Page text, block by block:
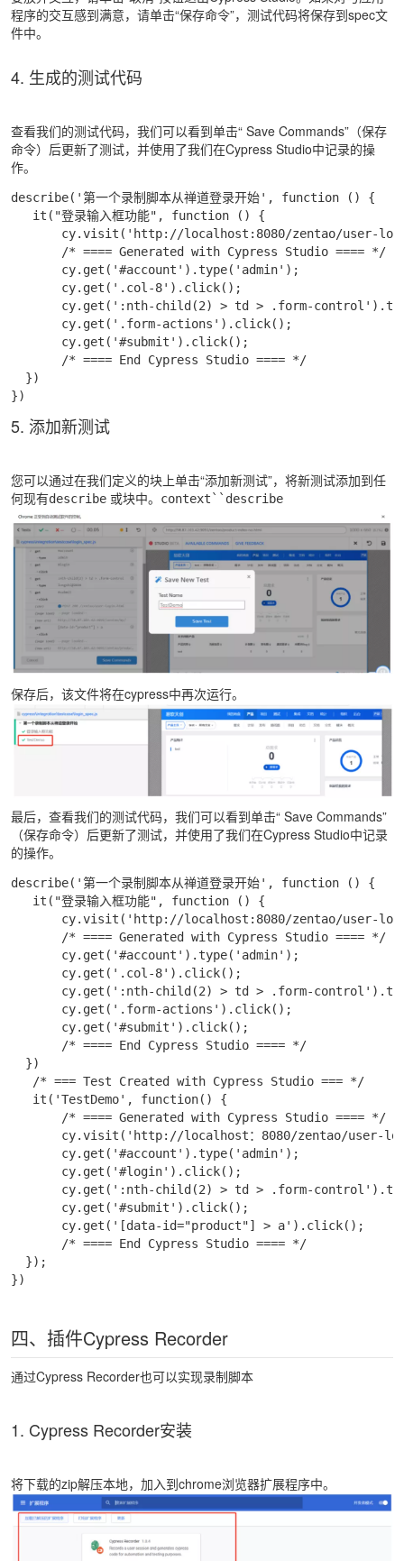
程序的交互感到满意，请单击“保存命令”，测试代码将保存到spec文
件中。
4. 生成的测试代码
查看我们的测试代码，我们可以看到单击“ Save Commands”（保存
命令）后更新了测试，并使用了我们在Cypress Studio中记录的操
作。
describe('第一个录制脚本从禅道登录开始', function () {
   it("登录输入框功能", function () {
cy.visit('http://localhost:8080/zentao/user-
       /* ==== Generated with Cypress Studio ==== */
       cy.get('#account').type('admin');
       cy.get('.col-8').click();
cy.get(':nth-child(2) > td > .form-
       cy.get('.form-actions').click();
       cy.get('#submit').click();
       /* ==== End Cypress Studio ==== */
  })
})
5. 添加新测试
您可以通过在我们定义的块上单击“添加新测试”，将新测试添加到任
何现有describe 或块中。 context``describe
保存后，该文件将在cypress中再次运行。
最后，查看我们的测试代码，我们可以看到单击“ Save Commands”
（保存命令）后更新了测试，并使用了我们在Cypress Studio中记录
的操作。
describe('第一个录制脚本从禅道登录开始', function () {
   it("登录输入框功能", function () {
cy.visit('http://localhost:8080/zentao/user-
       /* ==== Generated with Cypress Studio ==== */
       cy.get('#account').type('admin');
       cy.get('.col-8').click();
cy.get(':nth-child(2) > td > .form-
       cy.get('.form-actions').click();
       cy.get('#submit').click();
       /* ==== End Cypress Studio ==== */
  })
   /* === Test Created with Cypress Studio === */
   it('TestDemo', function() {
       /* ==== Generated with Cypress Studio ==== */
cy.visit('http://localhost：8080/zentao/user-
       cy.get('#account').type('admin');
       cy.get('#login').click();
cy.get(':nth-child(2) > td > .form-
       cy.get('#submit').click();
       cy.get('[data-id="product"] > a').click();
       /* ==== End Cypress Studio ==== */
  });
})
四、插件Cypress Recorder
通过Cypress Recorder也可以实现录制脚本
1. Cypress Recorder安装
将下载的zip解压本地，加入到chrome浏览器扩展程序中。